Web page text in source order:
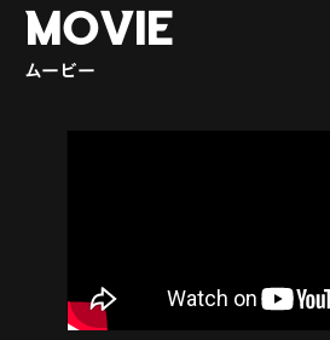
MOVIE
ムービー